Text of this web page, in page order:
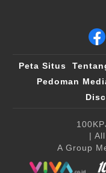
Peta Situs
Pedoman
|
A Group